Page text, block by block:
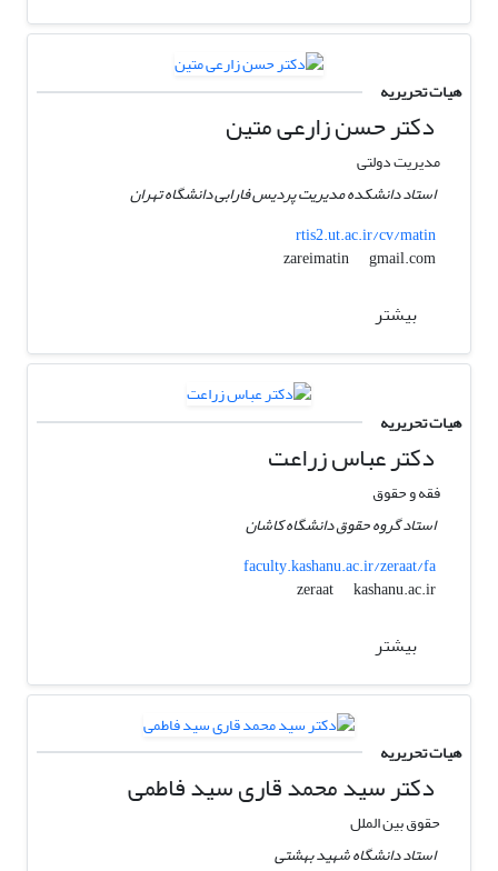
هیات تحریریه
دکتر حسن زارعی متین
مدیریت دولتی
استاد دانشکده مدیریت پردیس فارابی دانشگاه تهران
rtis2.ut.ac.ir/cv/matin
zareimatin
gmail.com
بیشتر
هیات تحریریه
دکتر عباس زراعت
فقه و حقوق
استاد گروه حقوق دانشگاه کاشان
faculty.kashanu.ac.ir/zeraat/fa
zeraat
kashanu.ac.ir
بیشتر
هیات تحریریه
دکتر سید محمد قاری سید فاطمی
حقوق بین الملل
استاد دانشگاه شهید بهشتی